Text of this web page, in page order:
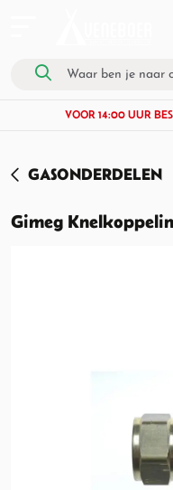
VOOR 14:00 UUR
GASONDERDELEN
Gimeg